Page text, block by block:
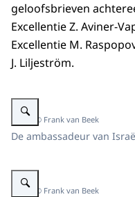
geloofsbrieven
Excellentie Z. Aviner-
Excellentie M.
J. Liljeström.
Vergroot afbeelding De
Beeld: © Frank van Beek
De ambassadeur van
Vergroot afbeelding De
Beeld: © Frank van Beek